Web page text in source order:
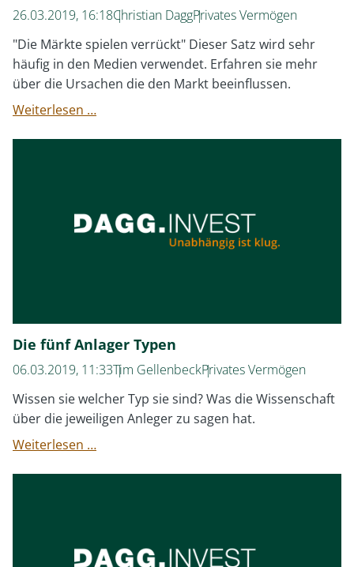
26.03.2019, 16:18Christian DaggPrivates Vermögen
"Die Märkte spielen verrückt" Dieser Satz wird sehr
häufig in den Medien verwendet. Erfahren sie mehr
über die Ursachen die den Markt beeinflussen.
Weiterlesen …Die
Die fünf Anlager Typen
06.03.2019, 11:33Tim GellenbeckPrivates Vermögen
Wissen sie welcher Typ sie sind? Was die Wissenschaft
über die jeweiligen Anleger zu sagen hat.
Weiterlesen …Die